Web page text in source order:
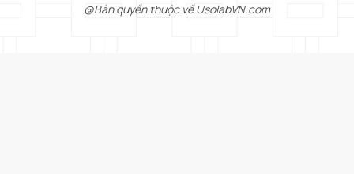
@Bản quyền thuộc về UsolabVN.com